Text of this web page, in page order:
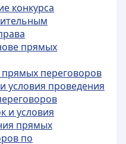
конкурса
прямых
переговоров
условия проведения
и условия
прямых
по